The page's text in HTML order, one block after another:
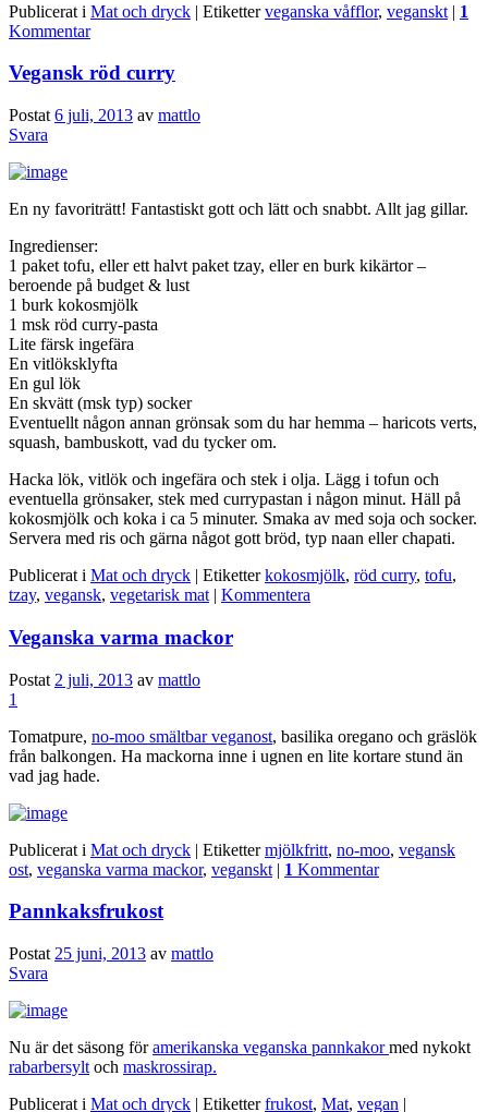
Publicerat i Mat och dryck | Etiketter veganska våfflor, veganskt | 1
Kommentar
Vegansk röd curry
Postat 6 juli, 2013 av mattlo
Svara
En ny favoriträtt! Fantastiskt gott och lätt och snabbt. Allt jag gillar.
Ingredienser:
1 paket tofu, eller ett halvt paket tzay, eller en burk kikärtor –
beroende på budget & lust
1 burk kokosmjölk
1 msk röd curry-pasta
Lite färsk ingefära
En vitlöksklyfta
En gul lök
En skvätt (msk typ) socker
Eventuellt någon annan grönsak som du har hemma – haricots verts,
squash, bambuskott, vad du tycker om.
Hacka lök, vitlök och ingefära och stek i olja. Lägg i tofun och
eventuella grönsaker, stek med currypastan i någon minut. Häll på
kokosmjölk och koka i ca 5 minuter. Smaka av med soja och socker.
Servera med ris och gärna något gott bröd, typ naan eller chapati.
Publicerat i Mat och dryck | Etiketter kokosmjölk, röd curry, tofu,
tzay, vegansk, vegetarisk mat | Kommentera
Veganska varma mackor
Postat 2 juli, 2013 av mattlo
1
Tomatpure, no-moo smältbar veganost, basilika oregano och gräslök
från balkongen. Ha mackorna inne i ugnen en lite kortare stund än
vad jag hade.
Publicerat i Mat och dryck | Etiketter mjölkfritt, no-moo, vegansk
ost, veganska varma mackor, veganskt | 1 Kommentar
Pannkaksfrukost
Postat 25 juni, 2013 av mattlo
Svara
Nu är det säsong föramerikanska veganska pannkakormed nykokt
rabarbersylt och maskrossirap.
Publicerat i Mat och dryck | Etiketter frukost, Mat, vegan |